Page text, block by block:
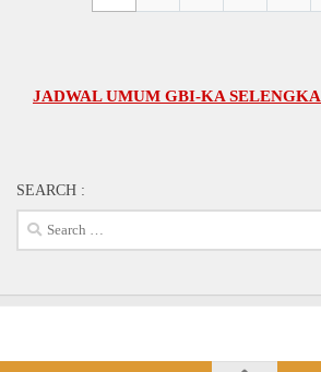
UMUM GBI-KA
SEARCH :
Search
for: